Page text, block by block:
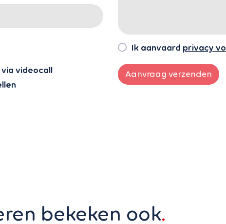
videocall
Ik aanvaard privacy
Aanvraag verzenden
bekeken ook